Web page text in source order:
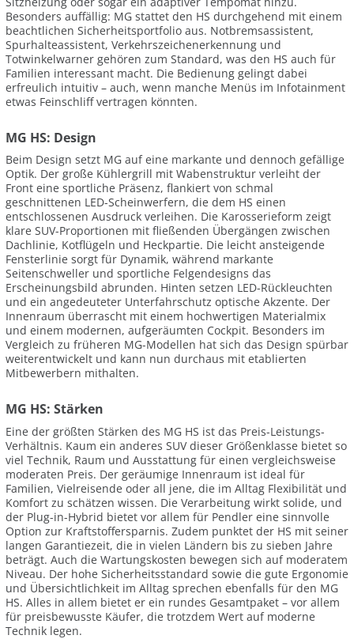
Besonders auffällig: MG stattet den HS durchgehend mit einem
beachtlichen Sicherheitsportfolio aus. Notbremsassistent,
Spurhalteassistent, Verkehrszeichenerkennung und
Totwinkelwarner gehören zum Standard, was den HS auch für
Familien interessant macht. Die Bedienung gelingt dabei
erfreulich intuitiv – auch, wenn manche Menüs im Infotainment
etwas Feinschliff vertragen könnten.
MG HS: Design
Beim Design setzt MG auf eine markante und dennoch gefällige
Optik. Der große Kühlergrill mit Wabenstruktur verleiht der
Front eine sportliche Präsenz, flankiert von schmal
geschnittenen LED-Scheinwerfern, die dem HS einen
entschlossenen Ausdruck verleihen. Die Karosserieform zeigt
klare SUV-Proportionen mit fließenden Übergängen zwischen
Dachlinie, Kotflügeln und Heckpartie. Die leicht ansteigende
Fensterlinie sorgt für Dynamik, während markante
Seitenschweller und sportliche Felgendesigns das
Erscheinungsbild abrunden. Hinten setzen LED-Rückleuchten
und ein angedeuteter Unterfahrschutz optische Akzente. Der
Innenraum überrascht mit einem hochwertigen Materialmix
und einem modernen, aufgeräumten Cockpit. Besonders im
Vergleich zu früheren MG-Modellen hat sich das Design spürbar
weiterentwickelt und kann nun durchaus mit etablierten
Mitbewerbern mithalten.
MG HS: Stärken
Eine der größten Stärken des MG HS ist das Preis-Leistungs-
Verhältnis. Kaum ein anderes SUV dieser Größenklasse bietet so
viel Technik, Raum und Ausstattung für einen vergleichsweise
moderaten Preis. Der geräumige Innenraum ist ideal für
Familien, Vielreisende oder all jene, die im Alltag Flexibilität und
Komfort zu schätzen wissen. Die Verarbeitung wirkt solide, und
der Plug-in-Hybrid bietet vor allem für Pendler eine sinnvolle
Option zur Kraftstoffersparnis. Zudem punktet der HS mit seiner
langen Garantiezeit, die in vielen Ländern bis zu sieben Jahre
beträgt. Auch die Wartungskosten bewegen sich auf moderatem
Niveau. Der hohe Sicherheitsstandard sowie die gute Ergonomie
und Übersichtlichkeit im Alltag sprechen ebenfalls für den MG
HS. Alles in allem bietet er ein rundes Gesamtpaket – vor allem
für preisbewusste Käufer, die trotzdem Wert auf moderne
Technik legen.